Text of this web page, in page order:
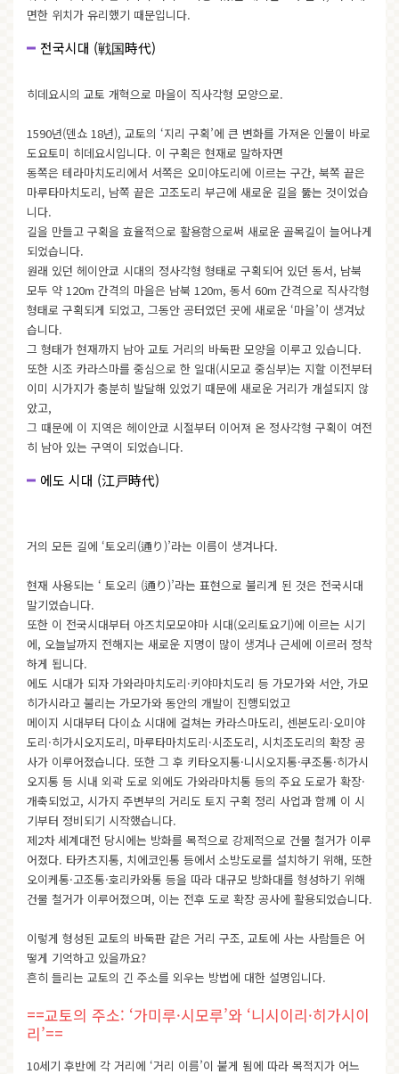
면한 위치가 유리했기 때문입니다.
전국시대 (戦国時代)
히데요시의 교토 개혁으로 마을이 직사각형 모양으로.
1590년(덴쇼 18년), 교토의 ‘지리 구획’에 큰 변화를 가져온 인물이 바로
도요토미 히데요시입니다. 이 구획은 현재로 말하자면
동쪽은 테라마치도리에서 서쪽은 오미야도리에 이르는 구간, 북쪽 끝은
마루타마치도리, 남쪽 끝은 고조도리 부근에 새로운 길을 뚫는 것이었습
니다.
길을 만들고 구획을 효율적으로 활용함으로써 새로운 골목길이 늘어나게
되었습니다.
원래 있던 헤이안쿄 시대의 정사각형 형태로 구획되어 있던 동서, 남북
모두 약 120m 간격의 마을은 남북 120m, 동서 60m 간격으로 직사각형
형태로 구획되게 되었고, 그동안 공터였던 곳에 새로운 ‘마을’이 생겨났
습니다.
그 형태가 현재까지 남아 교토 거리의 바둑판 모양을 이루고 있습니다.
또한 시조 카라스마를 중심으로 한 일대(시모교 중심부)는 지할 이전부터
이미 시가지가 충분히 발달해 있었기 때문에 새로운 거리가 개설되지 않
았고,
그 때문에 이 지역은 헤이안쿄 시절부터 이어져 온 정사각형 구획이 여전
히 남아 있는 구역이 되었습니다.
에도 시대 (江戸時代)
거의 모든 길에 ‘토오리(通り)’라는 이름이 생겨나다.
현재 사용되는 ‘ 토오리 (通り)’라는 표현으로 불리게 된 것은 전국시대
말기였습니다.
또한 이 전국시대부터 아즈치모모야마 시대(오리토요기)에 이르는 시기
에, 오늘날까지 전해지는 새로운 지명이 많이 생겨나 근세에 이르러 정착
하게 됩니다.
에도 시대가 되자 가와라마치도리·키야마치도리 등 가모가와 서안, 가모
히가시라고 불리는 가모가와 동안의 개발이 진행되었고
메이지 시대부터 다이쇼 시대에 걸쳐는 카라스마도리, 센본도리·오미야
도리·히가시오지도리, 마루타마치도리·시조도리, 시치조도리의 확장 공
사가 이루어졌습니다. 또한 그 후 키타오지통·니시오지통·쿠조통·히가시
오지통 등 시내 외곽 도로 외에도 가와라마치통 등의 주요 도로가 확장·
개축되었고, 시가지 주변부의 거리도 토지 구획 정리 사업과 함께 이 시
기부터 정비되기 시작했습니다.
제2차 세계대전 당시에는 방화를 목적으로 강제적으로 건물 철거가 이루
어졌다. 타카츠지통, 치에코인통 등에서 소방도로를 설치하기 위해, 또한
오이케통·고조통·호리카와통 등을 따라 대규모 방화대를 형성하기 위해
건물 철거가 이루어졌으며, 이는 전후 도로 확장 공사에 활용되었습니다.
이렇게 형성된 교토의 바둑판 같은 거리 구조, 교토에 사는 사람들은 어
떻게 기억하고 있을까요?
흔히 들리는 교토의 긴 주소를 외우는 방법에 대한 설명입니다.
==교토의 주소: ‘가미루·시모루’와 ‘니시이리·히가시이
리’==
10세기 후반에 각 거리에 ‘거리 이름’이 붙게 됨에 따라 목적지가 어느